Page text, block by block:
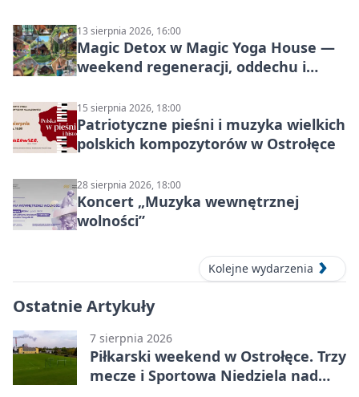
Mazowsza do Korony”
13 sierpnia 2026, 16:00
Magic Detox w Magic Yoga House —
weekend regeneracji, oddechu i
15 sierpnia 2026, 18:00
Patriotyczne pieśni i muzyka wielkich
polskich kompozytorów w Ostrołęce
28 sierpnia 2026, 18:00
Koncert „Muzyka wewnętrznej
wolności”
Kolejne wydarzenia
Ostatnie Artykuły
7 sierpnia 2026
Piłkarski weekend w Ostrołęce. Trzy
mecze i Sportowa Niedziela nad